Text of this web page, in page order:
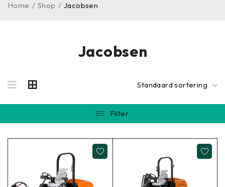
Jacobsen
Home / Shop / Jacobsen
Standaard sortering
Filter